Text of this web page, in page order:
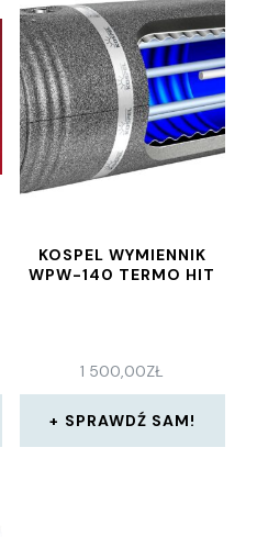
KOSPEL WYMIENNIK
WPW-140 TERMO HIT
1 500,00ZŁ
SPRAWDŹ SAM!